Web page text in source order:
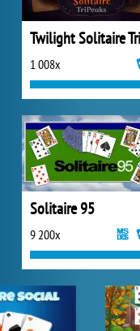
1 008x
Solitaire 95
9 200x